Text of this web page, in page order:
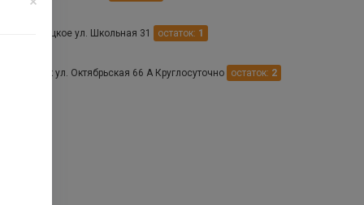
ул. Школьная 31 остаток: 1
ул. Октябрьская 66 А Круглосуточно остаток: 2
ул. Московская 2 Круглосуточно